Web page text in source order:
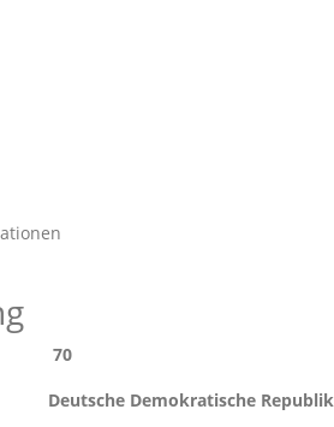
70
Demokratische Republik